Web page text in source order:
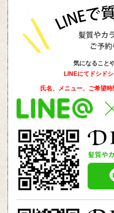
気になること
LINEにてドシド
氏名、メニュー、ご希望時